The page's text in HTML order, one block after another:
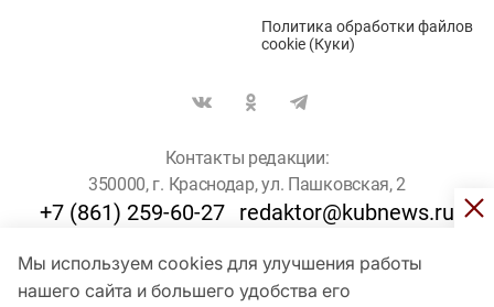
Мы используем cookies для улучшения работы
нашего сайта и большего удобства его
Политика обработки файлов
cookie (Куки)
Контакты редакции:
350000, г. Краснодар, ул. Пашковская, 2
+7 (861) 259-60-27 redaktor@kubnews.ru
Для пользователей старше 16 лет